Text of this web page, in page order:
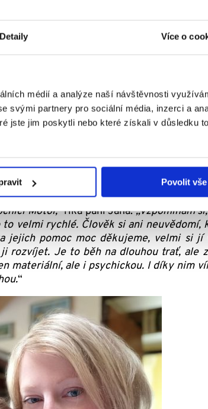
Detaily Více o
médií a analýze naší návštěvnosti
svými partnery pro sociální média, inzerci a
jste jim poskytli nebo které získali v důsledku
Povolit vše
terapiemi, které podporují rozvoj
Motol,“říká paní Jana.„Vzpomínám
velmi rychlé. Člověk si ani neuvědomí,
jejich pomoc moc děkujeme, velmi si jí
rozvíjet. Je to běh na dlouhou trať, ale
materiální, ale i psychickou. I díky nim
“